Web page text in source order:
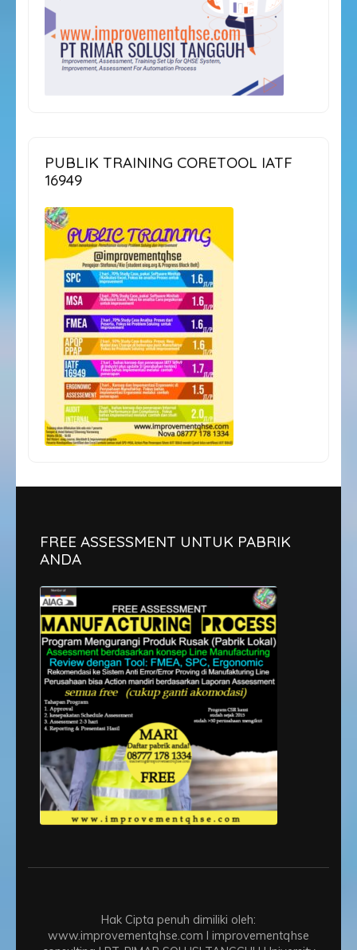
PUBLIK TRAINING CORETOOL IATF
16949
FREE ASSESSMENT UNTUK PABRIK
ANDA
Hak Cipta penuh dimiliki oleh:
www.improvementqhse.com I improvementqhse